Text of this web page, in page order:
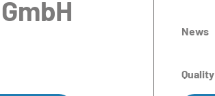
News
Quality